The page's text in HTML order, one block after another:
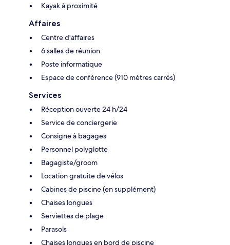
Kayak à proximité
Affaires
Centre d'affaires
6 salles de réunion
Poste informatique
Espace de conférence (910 mètres carrés)
Services
Réception ouverte 24 h/24
Service de conciergerie
Consigne à bagages
Personnel polyglotte
Bagagiste/groom
Location gratuite de vélos
Cabines de piscine (en supplément)
Chaises longues
Serviettes de plage
Parasols
Chaises longues en bord de piscine